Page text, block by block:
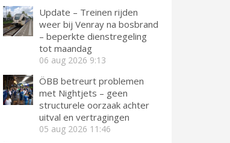
Update – Treinen rijden
weer bij Venray na bosbrand
– beperkte dienstregeling
tot maandag
06 aug 2026 9:13
ÖBB betreurt problemen
met Nightjets – geen
structurele oorzaak achter
uitval en vertragingen
05 aug 2026 11:46